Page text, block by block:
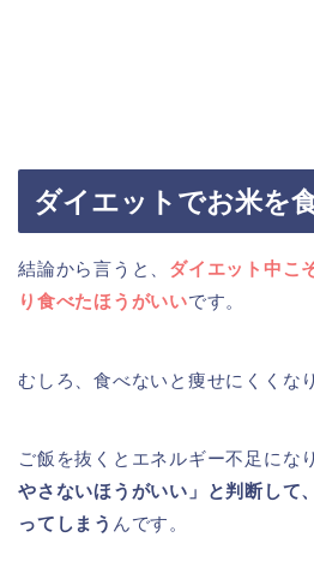
ダイエットでお米を
結論から言うと、 ダイエット中こ
り食べたほうがいいです。
むしろ、食べないと痩せにくくな
ご飯を抜くとエネルギー不足にな
やさないほうがいい」と判断して
ってしまう んです。